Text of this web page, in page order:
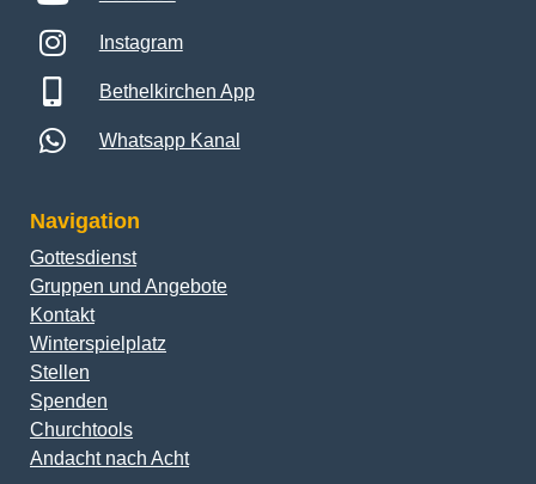
Instagram
Bethelkirchen App
Whatsapp Kanal
Navigation
Gottesdienst
Gruppen und Angebote
Kontakt
Winterspielplatz
Stellen
Spenden
Churchtools
Andacht nach Acht